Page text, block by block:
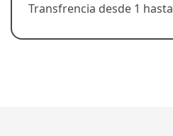
Transfrencia desde 1